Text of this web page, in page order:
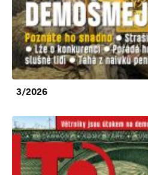
3/2026